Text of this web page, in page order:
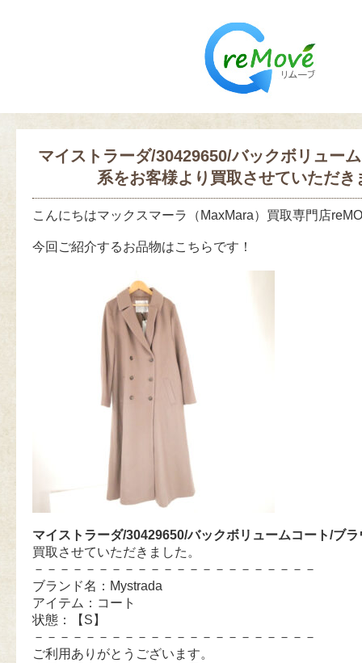
マイストラーダ/30429650/バックボリュー
系をお客様より買取させていただき
こんにちはマックスマーラ（MaxMara）買取専門店
今回ご紹介するお品物はこちらです！
マイストラーダ/30429650/バックボリュームコート/ブラ
買取させていただきました。
－－－－－－－－－－－－－－－－－－－－－－
ブランド名：Mystrada
アイテム：コート
状態：【S】
－－－－－－－－－－－－－－－－－－－－－－
ご利用ありがとうございます。